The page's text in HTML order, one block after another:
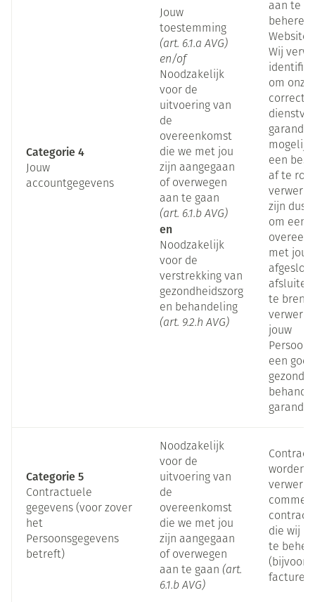
Categorie 4
Jouw
accountgegevens
Jouw
toestemming
(art. 6.1.a AVG)
en/of
Noodzakelijk
voor de
uitvoering van
de
overeenkomst
die we met jou
zijn aangegaan
of overwegen
aan te gaan
(art. 6.1.b AVG)
en
Noodzakelijk
voor de
verstrekking van
gezondheidszorg
en behandeling
(art. 9.2.h AVG)
aan te
beheren
Website.
Wij
om onze
correcte
mogelijk
een
af te
zijn dus
om een
met jou
te
jouw
een
Categorie 5
Contractuele
gegevens (voor zover
het
Persoonsgegevens
betreft)
Noodzakelijk
voor de
uitvoering van
de
overeenkomst
die we met jou
zijn aangegaan
of overwegen
aan te gaan (art.
6.1.b AVG)
worden
verwerkt
die wij
te